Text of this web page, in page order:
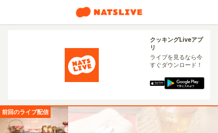
クッキングLiveアプ
リ
ライブを見るなら今
すぐダウンロード！
前回のライブ配信